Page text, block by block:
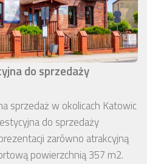
do sprzedaży
sprzedaż w okolicach Katowic
do sprzedaży
zarówno atrakcyjną
powierzchnią 357 m2.